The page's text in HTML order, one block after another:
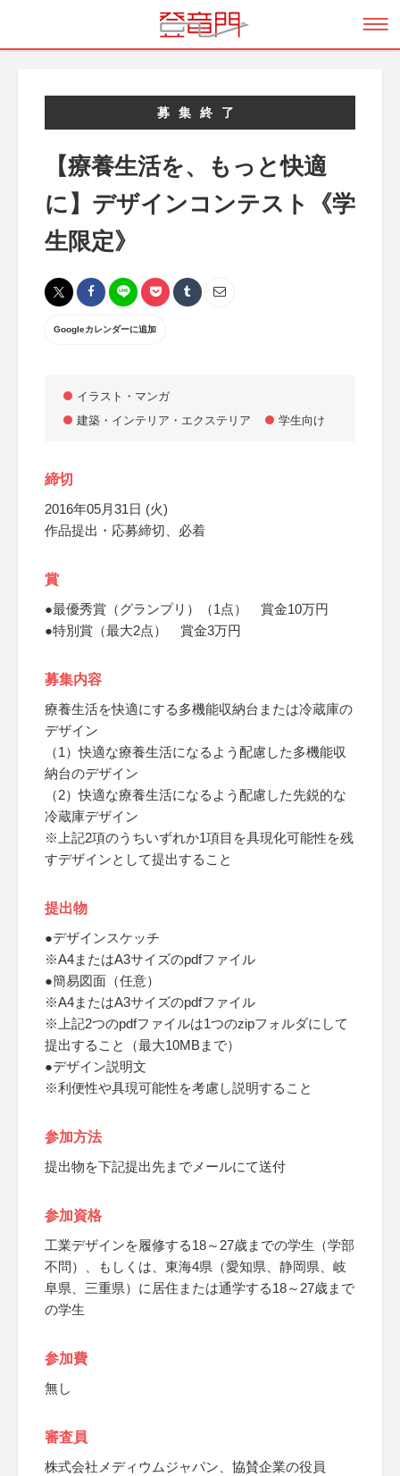
募集終了
【療養生活を、もっと快適
に】デザインコンテスト《学
生限定》
Googleカレンダーに追加
イラスト・マンガ
建築・インテリア・エクステリア
学生向け
締切
2016年05月31日 (火)
作品提出・応募締切、必着
賞
●最優秀賞（グランプリ）（1点） 賞金10万円
●特別賞（最大2点） 賞金3万円
募集内容
療養生活を快適にする多機能収納台または冷蔵庫の
デザイン
（1）快適な療養生活になるよう配慮した多機能収
納台のデザイン
（2）快適な療養生活になるよう配慮した先鋭的な
冷蔵庫デザイン
※上記2項のうちいずれか1項目を具現化可能性を残
すデザインとして提出すること
提出物
●デザインスケッチ
※A4またはA3サイズのpdfファイル
●簡易図面（任意）
※A4またはA3サイズのpdfファイル
※上記2つのpdfファイルは1つのzipフォルダにして
提出すること（最大10MBまで）
●デザイン説明文
※利便性や具現可能性を考慮し説明すること
参加方法
提出物を下記提出先までメールにて送付
参加資格
工業デザインを履修する18～27歳までの学生（学部
不問）、もしくは、東海4県（愛知県、静岡県、岐
阜県、三重県）に居住または通学する18～27歳まで
の学生
参加費
無し
審査員
株式会社メディウムジャパン、協賛企業の役員